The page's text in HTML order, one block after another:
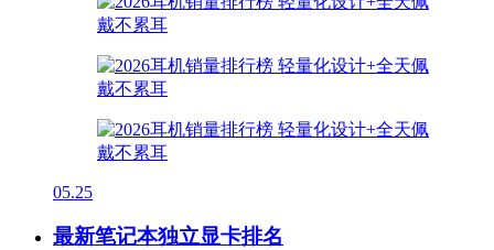
05.25
最新笔记本独立显卡排名